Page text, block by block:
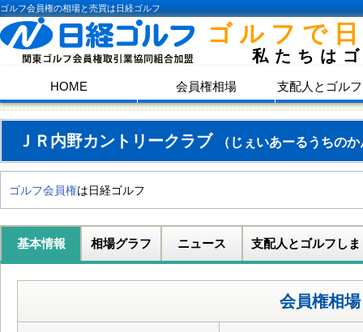
ゴルフ会員権の相場と売買は日経ゴルフ
ゴルフで
私たちは
HOME 会員権相場 支配人とゴル
ＪＲ内野カントリークラブ （じぇいあーるうちの
ゴルフ会員権は日経ゴルフ
基本情報 相場グラフ ニュース 支配人とゴルフしま
会員権相場